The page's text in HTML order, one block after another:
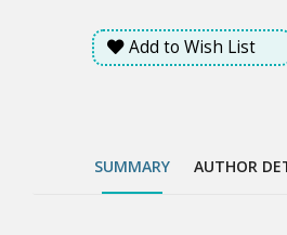
Add to Wish List
SUMMARY AUTHOR